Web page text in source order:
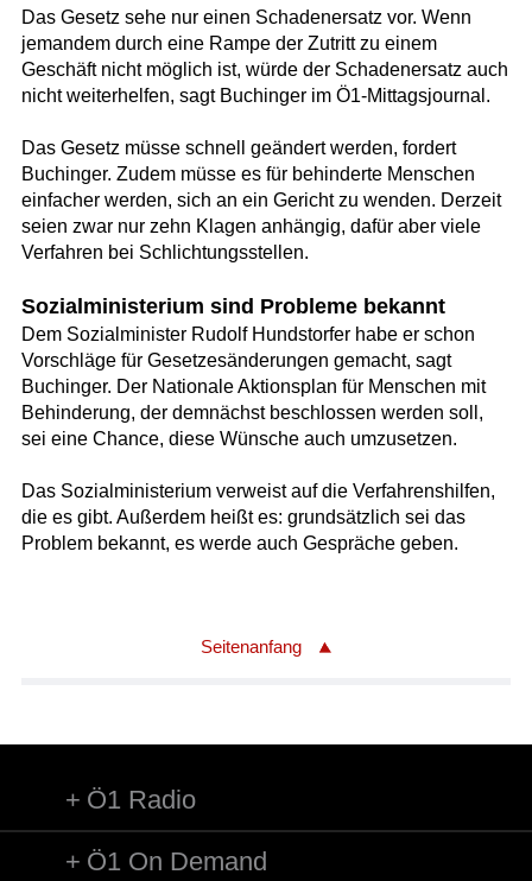
Das Gesetz sehe nur einen Schadenersatz vor. Wenn
jemandem durch eine Rampe der Zutritt zu einem
Geschäft nicht möglich ist, würde der Schadenersatz auch
nicht weiterhelfen, sagt Buchinger im Ö1-Mittagsjournal.
Das Gesetz müsse schnell geändert werden, fordert
Buchinger. Zudem müsse es für behinderte Menschen
einfacher werden, sich an ein Gericht zu wenden. Derzeit
seien zwar nur zehn Klagen anhängig, dafür aber viele
Verfahren bei Schlichtungsstellen.
Sozialministerium sind Probleme bekannt
Dem Sozialminister Rudolf Hundstorfer habe er schon
Vorschläge für Gesetzesänderungen gemacht, sagt
Buchinger. Der Nationale Aktionsplan für Menschen mit
Behinderung, der demnächst beschlossen werden soll,
sei eine Chance, diese Wünsche auch umzusetzen.
Das Sozialministerium verweist auf die Verfahrenshilfen,
die es gibt. Außerdem heißt es: grundsätzlich sei das
Problem bekannt, es werde auch Gespräche geben.
Seitenanfang
Ö1 Radio
Ö1 On Demand